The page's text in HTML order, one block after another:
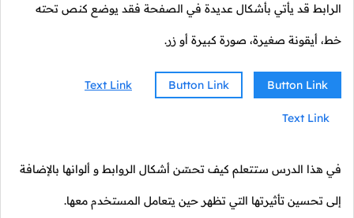
الرابط قد يأتي بأشكال عديدة في الصفحة فقد يوضع كنص تحته
خط، أيقونة صغيرة، صورة كبيرة أو زر.
Button Link
Button Link
Text Link
Text Link
في هذا الدرس ستتعلم كيف تحسّن أشكال الروابط و ألوانها بالإضافة
إلى تحسين تأثيرتها التي تظهر حين يتعامل المستخدم معها.